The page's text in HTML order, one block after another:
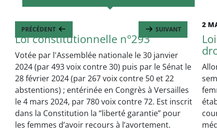
PRÉCÉDENT
4 MARS 2024
Loi constitutionnelle n°293
Votée par l'Assemblée nationale le 30 janvier
2024 (par 493 voix contre 30) puis par le Sénat le
28 février 2024 (par 267 voix contre 50 et 22
abstentions) ; entérinée en Congrès à Versailles
le 4 mars 2024, par 780 voix contre 72. Est inscrit
dans la Constitution la “liberté garantie” pour
les femmes d’avoir recours à l’avortement.
2
SUIVANT